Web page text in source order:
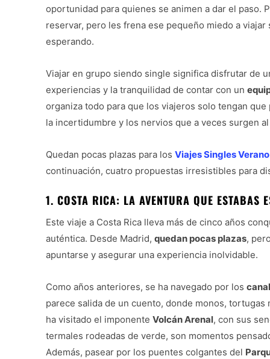
oportunidad para quienes se animen a dar el paso.
reservar, pero les frena ese pequeño miedo a
esperando.
Viajar en grupo siendo single significa disfrutar de
experiencias y la tranquilidad de contar con un
organiza todo para que los viajeros solo tengan
la incertidumbre y los nervios que a veces surgen
Quedan pocas plazas para los Viajes Singles Verano
continuación, cuatro propuestas irresistibles para
1. COSTA RICA: LA AVENTURA QUE ESTABAS
Este viaje a Costa Rica lleva más de cinco años
auténtica. Desde Madrid, quedan pocas plazas,
apuntarse y asegurar una experiencia inolvidable.
Como años anteriores, se ha navegado por los
parece salida de un cuento, donde monos,
ha visitado el imponente Volcán Arenal, con sus
termales rodeadas de verde, son momentos
Además, pasear por los puentes colgantes del